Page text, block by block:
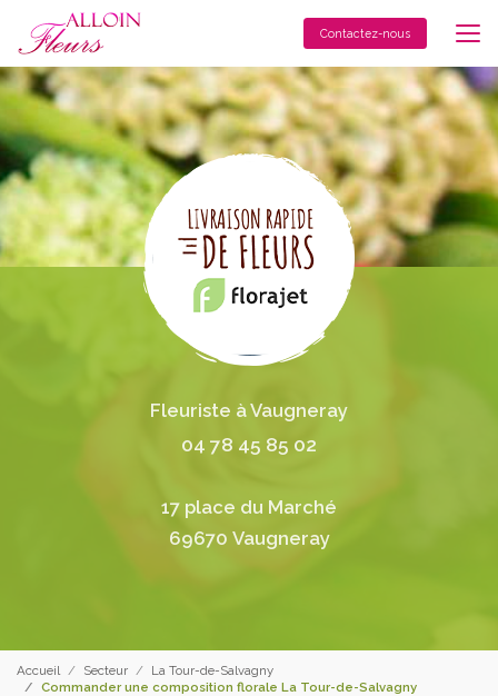
contenu
principal
Contactez-nous
Fleuriste à Vaugneray
04 78 45 85 02
17 place du Marché
69670 Vaugneray
Accueil Secteur
La Tour-de-Salvagny
Commander une composition florale La Tour-de-Salvagny